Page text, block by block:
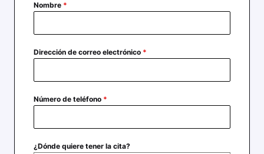
Nombre *
Dirección de correo electrónico *
Número de teléfono *
¿Dónde quiere tener la cita?